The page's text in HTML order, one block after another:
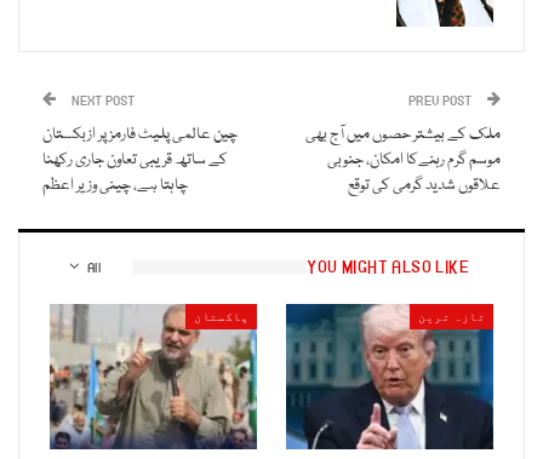
ملک کے بیشتر حصوں میں آج بھی
موسم گرم رہنےکا امکان، جنوبی
علاقوں شدید گرمی کی توقع
NEXT POST
چین عالمی پلیٹ فارمز پر ازبکستان
کے ساتھ قریبی تعاون جاری رکھنا
چاہتا ہے، چینی وزیر اعظم
All YOU MIGHT ALSO LIKE
تازہ ترین پاکستان